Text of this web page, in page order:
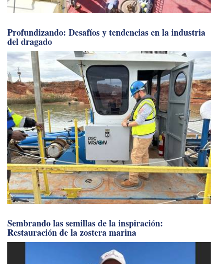
Profundizando: Desafíos y tendencias en la industria
del dragado
Sembrando las semillas de la inspiración:
Restauración de la zostera marina